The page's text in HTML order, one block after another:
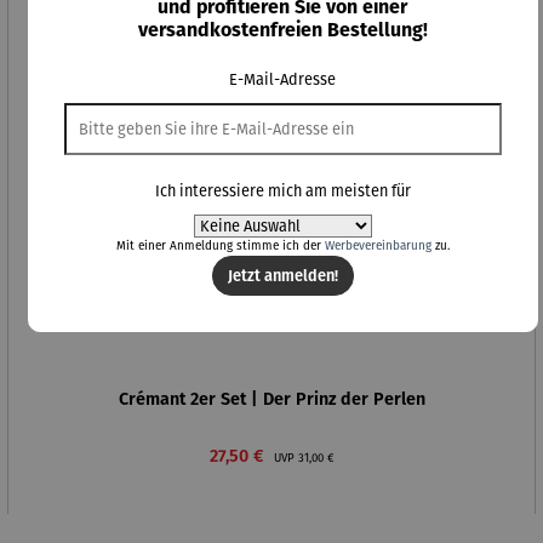
Crémant 2er Set | Der Prinz der Perlen
Verkaufspreis:
27,50 € UVP Regulärer Preis:
31,00 €
und profitieren Sie von einer
versandkostenfreien Bestellung!
E-Mail-Adresse
Ich interessiere mich am meisten für
Mit einer Anmeldung stimme ich der Werbevereinbarungzu.
Jetzt anmelden!